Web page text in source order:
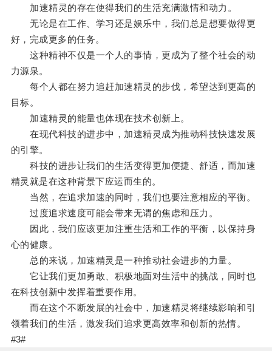
加速精灵的存在使得我们的生活充满激情和动力。
无论是在工作、学习还是娱乐中，我们总是想要做得更
好，完成更多的任务。
这种精神不仅是一个人的事情，更成为了整个社会的动
力源泉。
每个人都在努力追赶加速精灵的步伐，希望达到更高的
目标。
加速精灵的能量也体现在技术创新上。
在现代科技的进步中，加速精灵成为推动科技快速发展
的引擎。
科技的进步让我们的生活变得更加便捷、舒适，而加速
精灵就是在这种背景下应运而生的。
当然，在追求加速的同时，我们也要注意相应的平衡。
过度追求速度可能会带来无谓的焦虑和压力。
因此，我们应该更加注重生活和工作的平衡，以保持身
心的健康。
总的来说，加速精灵是一种推动社会进步的力量。
它让我们更加勇敢、积极地面对生活中的挑战，同时也
在科技创新中发挥着重要作用。
而在这个不断发展的社会中，加速精灵将继续影响和引
领着我们的生活，激发我们追求更高效率和创新的热情。
#3#